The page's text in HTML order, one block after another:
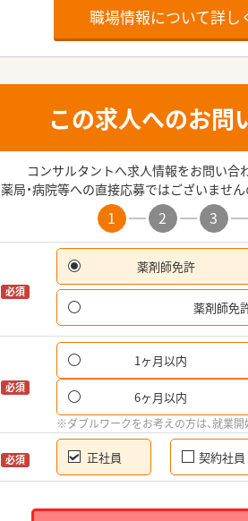
職場情報について詳し
この求人へのお問
コンサルタントへ求人情報をお問い合
薬局・病院等への直接応募ではございません
1 2 3
必須
薬剤師免許
薬剤師免
必須
1ヶ月以内
6ヶ月以内
※ダブルワークをお考えの方は、就業
必須 正社員 契約社員